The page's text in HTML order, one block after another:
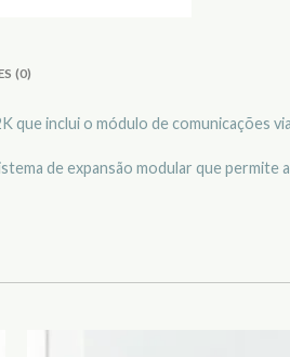
(0)
que inclui o módulo de comunicações
de expansão modular que